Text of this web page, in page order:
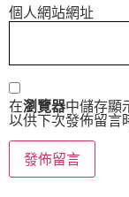
個人網站網址
在瀏覽器中儲存顯
以供下次發佈留言